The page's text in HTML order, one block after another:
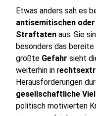
Etwas anders sah es
antisemitischen
Straftaten aus: Sie
besonders das
größte Gefahr sieht
weiterhin in r
Herausforderungen
gesellschaftliche
politisch motivierten